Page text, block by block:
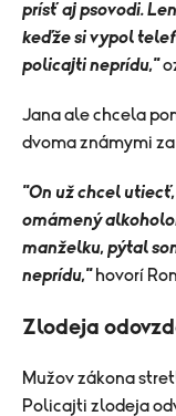
prísť aj psovodi.
keďže si vypol
policajti neprídu,"
Jana ale chcela
dvoma známymi
"On už chcel
omámený
manželku, pýtal
neprídu," hovorí
Zlodeja
Mužov zákona
Policajti zlodeja